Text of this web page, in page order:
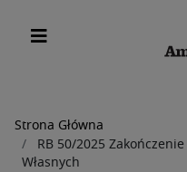
Ścieżka
nawigacyjna
Strona Główna
RB 50/2025
Własnych